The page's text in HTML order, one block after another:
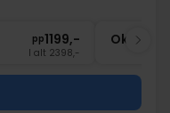
pp1199,-
I alt 2398,-
Okt